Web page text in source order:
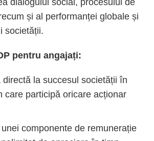
dialogului social, procesului de
și al performanței globale și
societății.
pentru angajați:
directă la succesul societății în
care participă oricare acționar
componente de remunerație